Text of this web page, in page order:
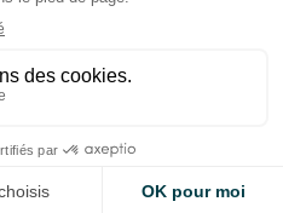
VOS RÊVES
100%
avec Alpine : les
nouvelle F1 et le
Thibaud Carrai